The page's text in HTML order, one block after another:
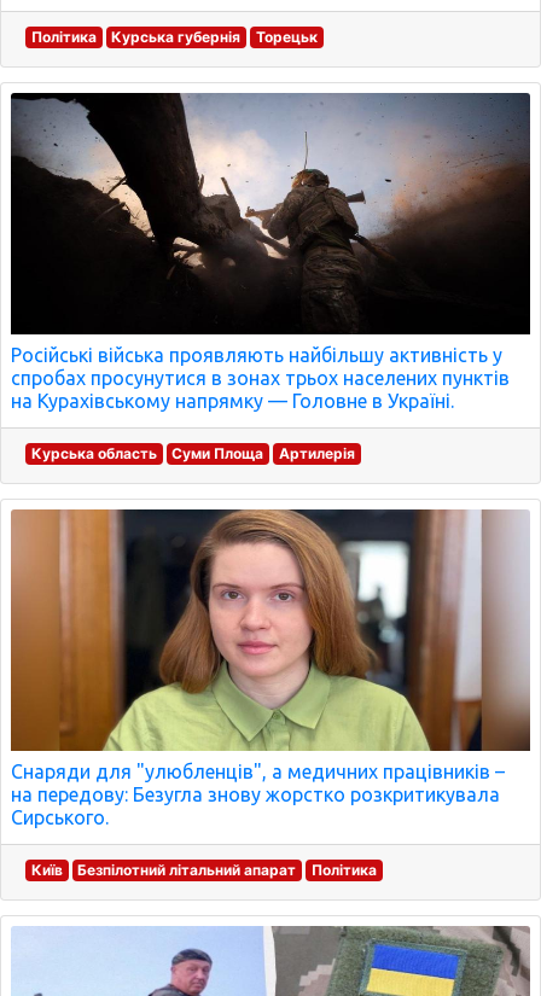
Політика Курська губернія Торецьк
Російські війська проявляють найбільшу активність у
спробах просунутися в зонах трьох населених пунктів
на Курахівському напрямку — Головне в Україні.
Курська область Суми Площа Артилерія
Снаряди для "улюбленців", а медичних працівників –
на передову: Безугла знову жорстко розкритикувала
Сирського.
Київ Безпілотний літальний апарат Політика